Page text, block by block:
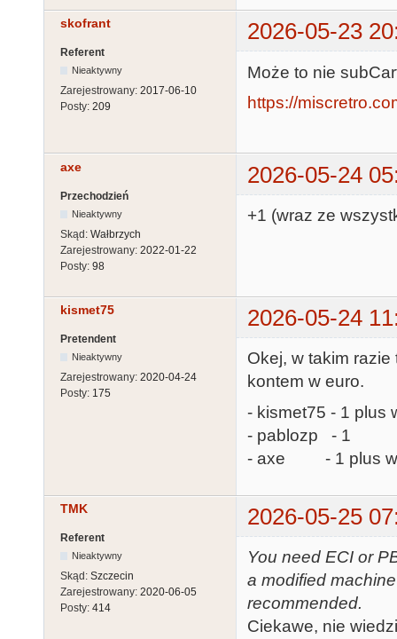
skofrant 2026-05-23
Referent
Nieaktywny
Zarejestrowany: 2017-06-10
Posty: 209
Może to nie
https://
axe 2026-05-24
Przechodzień
Nieaktywny
Skąd: Wałbrzych
Zarejestrowany: 2022-01-22
Posty: 98
+1 (wraz ze
kismet75 2026-05-24
Pretendent
Nieaktywny
Zarejestrowany: 2020-04-24
Posty: 175
Okej, w takim
kontem w euro.
- kismet75 - 1 plus
- pablozp - 1
- axe - 1 plus
TMK 2026-05-25
Referent
Nieaktywny
Skąd: Szczecin
Zarejestrowany: 2020-06-05
Posty: 414
You need ECI or
a modified
recommended.
Ciekawe, nie